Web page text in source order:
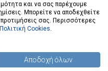
και να σας παρέχουμε
Μπορείτε να αποδεχθείτε
σας. Περισσότερες
Πολιτική Cookies.
Αποδοχή όλων